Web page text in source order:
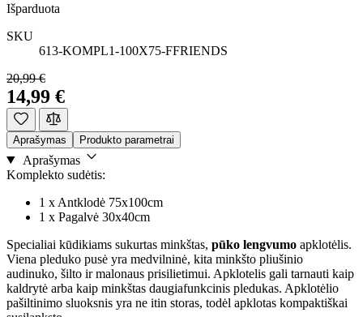
Išparduota
SKU
613-KOMPL1-100X75-FFRIENDS
20,99 €
14,99 €
Aprašymas Produkto parametrai
Aprašymas
Komplekto sudėtis:
1 x Antklodė 75x100cm
1 x Pagalvė 30x40cm
Specialiai kūdikiams sukurtas minkštas, pūko lengvumo apklotėlis.
Viena pleduko pusė yra medvilninė, kita minkšto pliušinio
audinuko, šilto ir malonaus prisilietimui. Apklotelis gali tarnauti kaip
kaldrytė arba kaip minkštas daugiafunkcinis pledukas. Apklotėlio
pašiltinimo sluoksnis yra ne itin storas, todėl apklotas kompaktiškai